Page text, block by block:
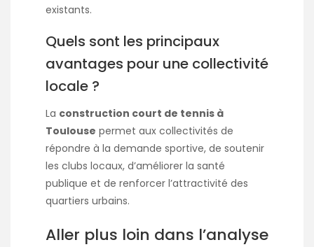
existants.
Quels sont les principaux
avantages pour une collectivité
locale ?
La construction court de tennis à
Toulouse permet aux collectivités de
répondre à la demande sportive, de soutenir
les clubs locaux, d’améliorer la santé
publique et de renforcer l’attractivité des
quartiers urbains.
Aller plus loin dans l’analyse